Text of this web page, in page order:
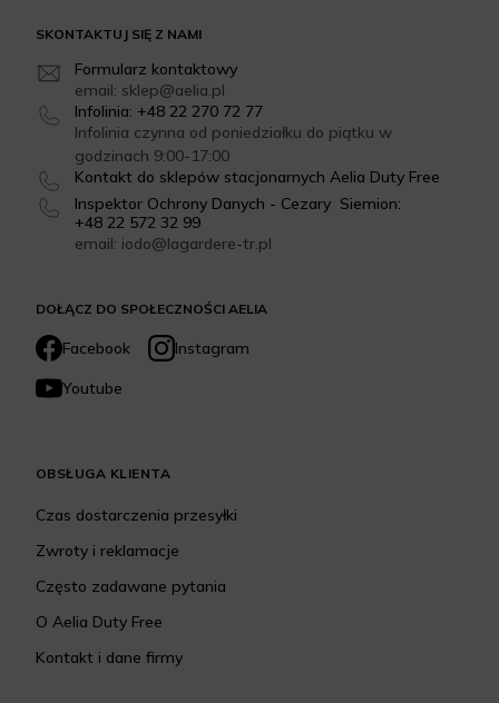
DOŁĄCZ DO SPOŁECZNOŚCI AELIA
Facebook
Instagram
Youtube
SKONTAKTUJ SIĘ Z NAMI
Formularz kontaktowy
email: sklep@aelia.pl
Infolinia: +48 22 270 72 77
Infolinia czynna od poniedziałku do piątku w
godzinach 9:00-17:00
Kontakt do sklepów stacjonarnych Aelia Duty Free
Inspektor Ochrony Danych - Cezary Siemion:
+48 22 572 32 99
email: iodo@lagardere-tr.pl
OBSŁUGA KLIENTA
Czas dostarczenia przesyłki
Zwroty i reklamacje
Często zadawane pytania
O Aelia Duty Free
Kontakt i dane firmy